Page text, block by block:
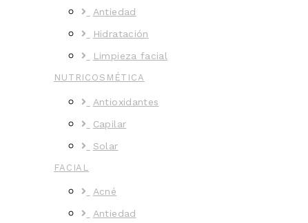
Antiedad
Hidratación
Limpieza facial
NUTRICOSMÉTICA
Antioxidantes
Capilar
Solar
FACIAL
Acné
Antiedad